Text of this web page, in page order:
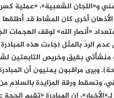
و«اللجان الشعبية»، «عملية كسر
الأذهان أخرى كان المشاط قد
أيلول»، وأعلن فيها استعداد «أنصار الله» لوقف
الردّ بالمثل (جاءت هذه المبادرة
منشأتَي بقيق وخريص التابعتين
ويرى مراقبون يمنيون أن
وتسقط ورقة المزايدة بالسلام